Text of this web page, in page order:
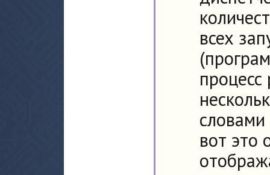
всех
процесс
словами
вот это